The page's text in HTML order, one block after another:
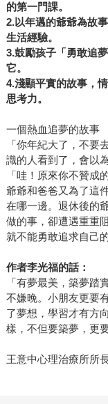
的第一門課。
2.以年邁的爺爺為故
生活經驗。
3.鼓勵孩子「勇敢追
它。
4.淺顯平實的故事，
思考力。
一個熱血追夢的故事
「你年紀大了，不要
識的人看到了，會以
「哇！原來你不贊成
爺爺和爸爸又為了這
在哪一邊。退休後的
做的事，卻遭遇重重
就不能勇敢追求自己
作者李光福的話：
「有夢最美，築夢踏
不嫌晚。小朋友更要
了夢想，學習才有方
樣，不但要築夢，更
王意中心理治療所所